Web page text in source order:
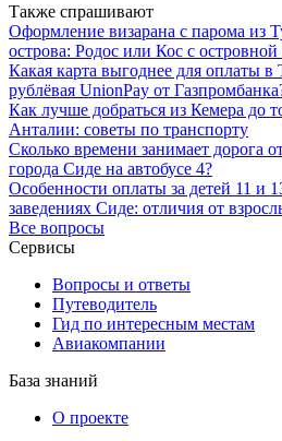
Также спрашивают
Оформление визарана с парома из
острова: Родос или Кос с островной
Какая карта выгоднее для оплаты
рублёвая UnionPay от
Как лучше добраться из Кемера до
Анталии: советы по транспорту
Сколько времени занимает дорога
города Сиде на автобусе 4?
Особенности оплаты за детей 11 и
заведениях Сиде: отличия от
Все вопросы
Сервисы
Вопросы и ответы
Путеводитель
Гид по интересным местам
Авиакомпании
База знаний
О проекте